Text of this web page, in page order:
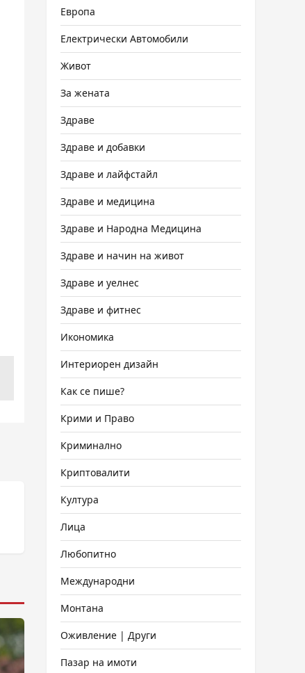
Европа
Електрически Автомобили
Живот
За жената
Здраве
Здраве и добавки
Здраве и лайфстайл
Здраве и медицина
Здраве и Народна Медицина
Здраве и начин на живот
Здраве и уелнес
Здраве и фитнес
Икономика
Интериорен дизайн
Как се пише?
Крими и Право
Криминално
Криптовалити
Култура
Лица
Любопитно
Международни
Монтана
Оживление | Други
Пазар на имоти